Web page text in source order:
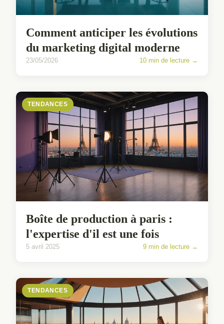
Comment anticiper les évolutions
du marketing digital moderne
23/05/2026 10 min de lecture →
TENDANCES
Boîte de production à paris :
l'expertise d'il est une fois
5 avril 2025 9 min de lecture →
TENDANCES